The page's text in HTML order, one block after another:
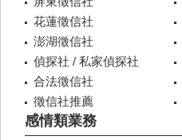
花蓮徵信社
澎湖徵信社
偵探社 / 私家偵探社
合法徵信社
徵信社推薦
感情類業務